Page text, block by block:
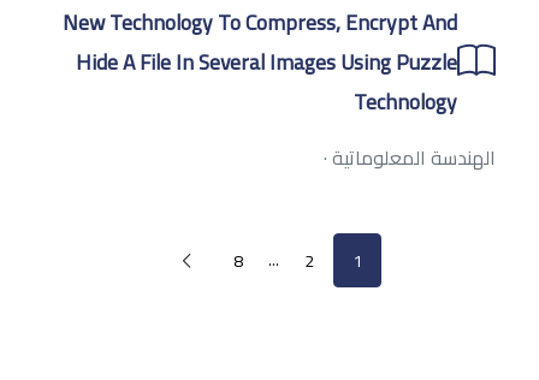
New Technology To Compress, Encrypt And
Hide A File In Several Images Using Puzzle
Technology
الهندسة المعلوماتية·
1
2
...
8